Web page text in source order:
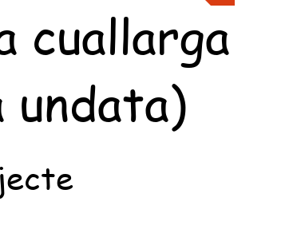
cuallarga
undata)